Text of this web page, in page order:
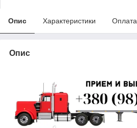
Опис Характеристики Оплата
Опис